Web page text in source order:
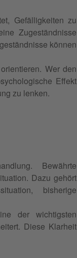
Gefälligkeiten zu
Zugeständnisse
können
Wer den
Effekt
zu lenken.
Bewährte
Dazu gehört
bisherige
der wichtigsten
Diese Klarheit